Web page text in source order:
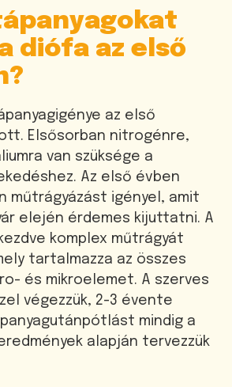
diófa az első
az első
Elsősorban nitrogénre,
van szüksége a
Az első évben
műtrágyázást igényel, amit
elején érdemes kijuttatni. A
komplex műtrágyát
tartalmazza az összes
és mikroelemet. A szerves
végezzük, 2-3 évente
mindig a
alapján tervezzük